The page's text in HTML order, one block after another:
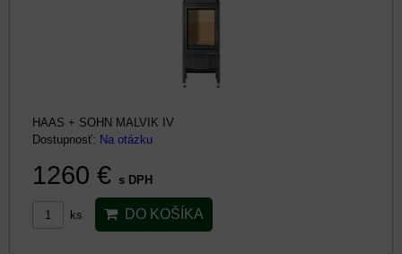
HAAS + SOHN MALVIK IV
Dostupnosť: Na otázku
1260 € s DPH
ks DO KOŠÍKA